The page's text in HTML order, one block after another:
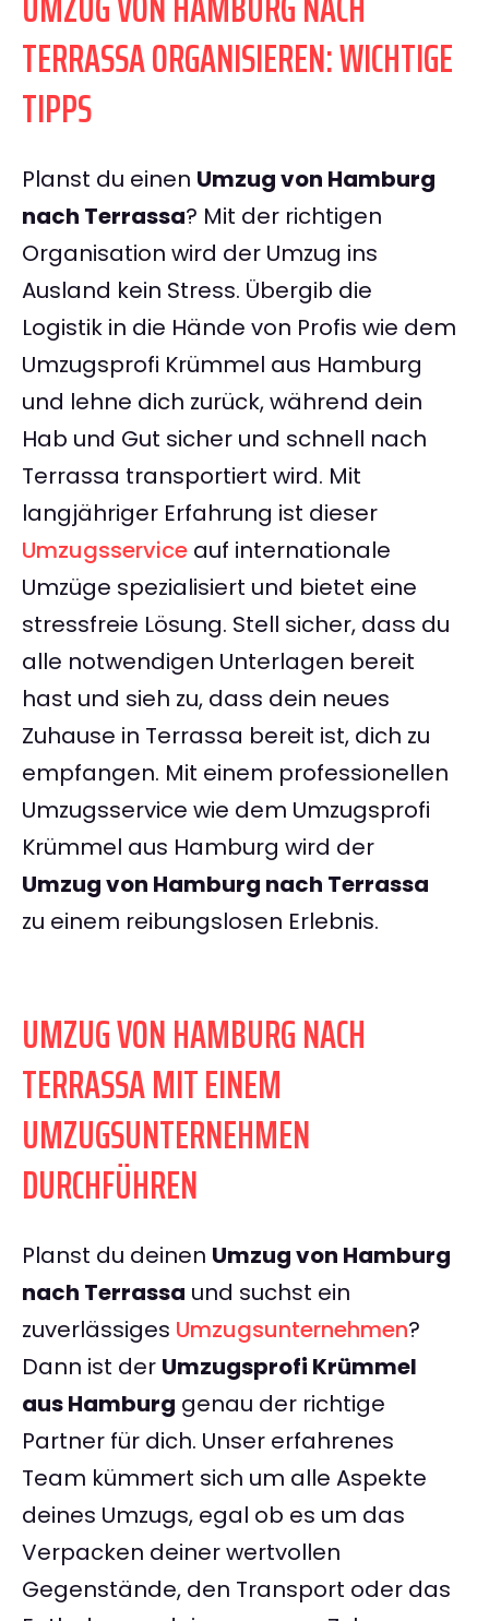
TERRASSA ORGANISIEREN: WICHTIGE
TIPPS
Planst du einen Umzug von Hamburg
nach Terrassa? Mit der richtigen
Organisation wird der Umzug ins
Ausland kein Stress. Übergib die
Logistik in die Hände von Profis wie dem
Umzugsprofi Krümmel aus Hamburg
und lehne dich zurück, während dein
Hab und Gut sicher und schnell nach
Terrassa transportiert wird. Mit
langjähriger Erfahrung ist dieser
Umzugsservice auf internationale
Umzüge spezialisiert und bietet eine
stressfreie Lösung. Stell sicher, dass du
alle notwendigen Unterlagen bereit
hast und sieh zu, dass dein neues
Zuhause in Terrassa bereit ist, dich zu
empfangen. Mit einem professionellen
Umzugsservice wie dem Umzugsprofi
Krümmel aus Hamburg wird der
Umzug von Hamburg nach Terrassa
zu einem reibungslosen Erlebnis.
UMZUG VON HAMBURG NACH
TERRASSA MIT EINEM
UMZUGSUNTERNEHMEN
DURCHFÜHREN
Planst du deinen Umzug von Hamburg
nach Terrassa und suchst ein
zuverlässiges Umzugsunternehmen?
Dann ist der Umzugsprofi Krümmel
aus Hamburg genau der richtige
Partner für dich. Unser erfahrenes
Team kümmert sich um alle Aspekte
deines Umzugs, egal ob es um das
Verpacken deiner wertvollen
Gegenstände, den Transport oder das